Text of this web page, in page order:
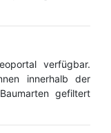
verfügbar.
innerhalb der
gefiltert